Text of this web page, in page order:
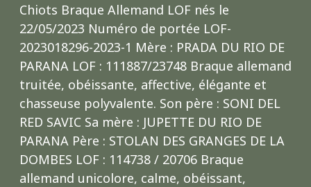
Chiots Braque Allemand LOF nés le
22/05/2023 Numéro de portée LOF-
2023018296-2023-1 Mère : PRADA DU RIO DE
PARANA LOF : 111887/23748 Braque allemand
truitée, obéissante, affective, élégante et
chasseuse polyvalente. Son père : SONI DEL
RED SAVIC Sa mère : JUPETTE DU RIO DE
PARANA Père : STOLAN DES GRANGES DE LA
DOMBES LOF : 114738 / 20706 Braque
allemand unicolore, calme, obéissant,